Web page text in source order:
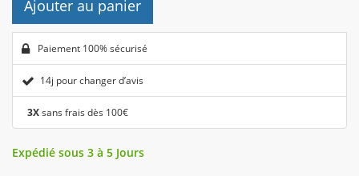
Ajouter au panier
Paiement 100% sécurisé
14j pour changer d’avis
3Xsans frais dès 100€
Expédié sous 3 à 5 Jours